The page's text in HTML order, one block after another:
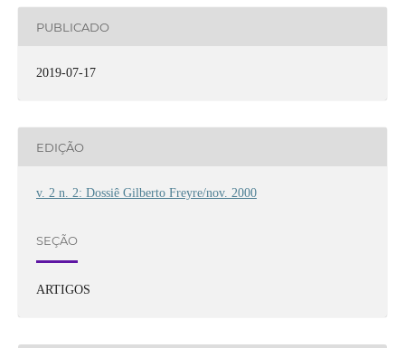
PUBLICADO
2019-07-17
EDIÇÃO
v. 2 n. 2: Dossiê Gilberto Freyre/nov. 2000
SEÇÃO
ARTIGOS